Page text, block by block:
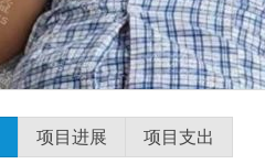
项目进展
项目支出